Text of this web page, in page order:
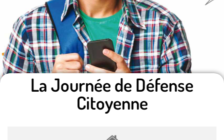
La Journée de Défense
Citoyenne